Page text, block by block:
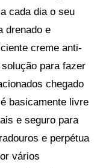
cada dia o seu
drenado e
creme anti-
para fazer
chegado
basicamente livre
e seguro para
e perpétua
vários